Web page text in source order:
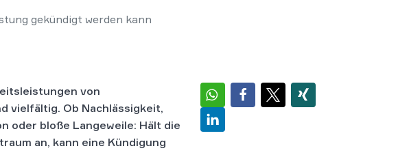
gekündigt werden kann
von
vielfältig. Ob Nachlässigkeit,
oder bloße Langeweile: Hält die
an, kann eine Kündigung